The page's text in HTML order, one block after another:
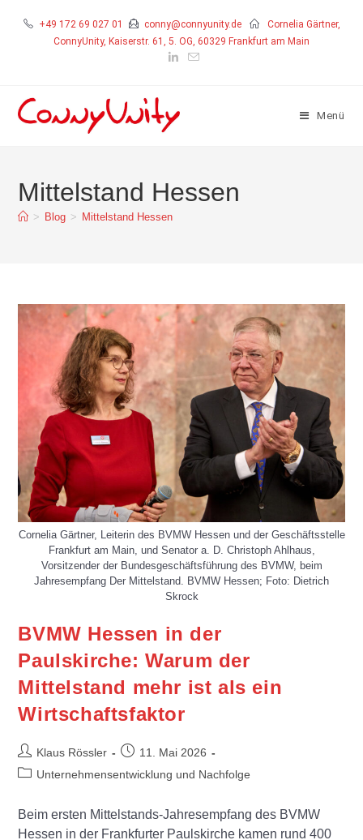
+49 172 69 027 01 conny@connyunity.de
Cornelia Gärtner,
ConnyUnity, Kaiserstr. 61, 5. OG, 60329 Frankfurt am Main
Menü
Mittelstand Hessen
> Blog > Mittelstand Hessen
Cornelia Gärtner, Leiterin des BVMW Hessen und der Geschäftsstelle
Frankfurt am Main, und Senator a. D. Christoph Ahlhaus,
Vorsitzender der Bundesgeschäftsführung des BVMW, beim
Jahresempfang Der Mittelstand. BVMW Hessen; Foto: Dietrich
Skrock
BVMW Hessen in der
Paulskirche: Warum der
Mittelstand mehr ist als ein
Wirtschaftsfaktor
Klaus Rössler
11. Mai 2026
Unternehmensentwicklung und Nachfolge
Beim ersten Mittelstands-Jahresempfang des BVMW
Hessen in der Frankfurter Paulskirche kamen rund 400